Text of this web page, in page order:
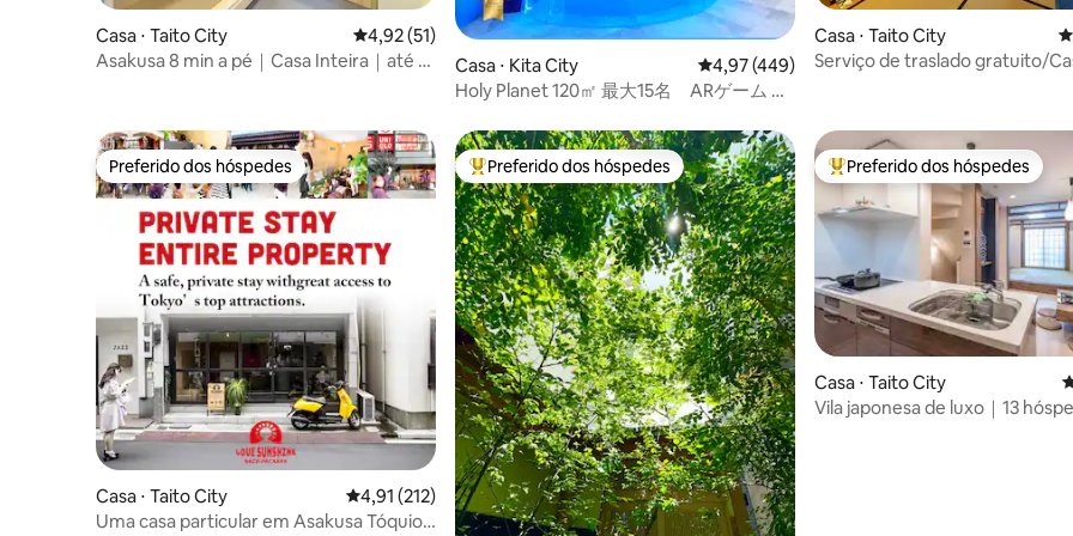
and equipment with care. In case of any
damage, please inform us immediately. -
accordance with Airbnb’s cancellation
policy. If you are concerned about last-
minute cancellations, we recommend
purchasing travel insurance. -Guests
under 20 years old cannot stay in our
room on their own. At least one guest in
the group must be 20 years old or older.
Violation of these house rules may result
in additional charges for damages.
Casa ⋅ Taito City 4,92 de uma avaliação média de 5, 51 avaliações
4,92 (51)
Asakusa 8 min a pé｜Casa Inteira｜até 8
Casa ⋅ Kita City 4,97 de uma avaliação média de 5, 449
4,97 (449)
Holy Planet 120㎡ 最大15名 ARゲーム 池
Casa ⋅ Taito City
Serviço de traslado gratuito/
Preferido dos hóspedes
Preferido dos hóspedes
Casa ⋅ Taito City 4,91 de uma avaliação média de 5, 212 avaliações
4,91 (212)
Uma casa particular em Asakusa Tóquio
Entre os melhores preferidos dos hóspedes
Preferido dos hóspedes Entre os melhores preferidos
Preferido dos hóspedes
Casa ⋅ Taito City
Vila japonesa de luxo｜13